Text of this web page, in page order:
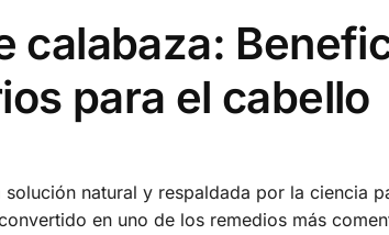
calabaza:
para el cabello
natural y respaldada por la ciencia
en uno de los remedios más